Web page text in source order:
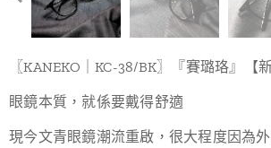
〖KANEKO｜KC-38/BK〗『賽璐珞』【
眼鏡本質，就係要戴得舒適
現今文青眼鏡潮流重啟，很大程度因為